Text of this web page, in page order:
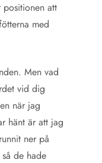
positionen att
med
Men vad
vid dig
när jag
hänt är att jag
ner på
de hade